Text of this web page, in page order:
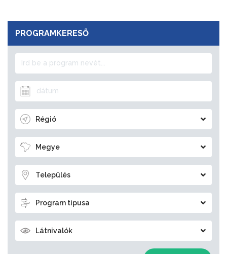
PROGRAMKERESŐ
Régió
Megye
Település
Program típusa
Látnivalók